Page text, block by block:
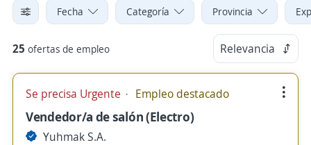
Fecha Categoría Provincia
25 ofertas de empleo Relevancia
Se precisa Urgente Empleo destacado
Vendedor/a de salón (Electro)
Yuhmak S.A.